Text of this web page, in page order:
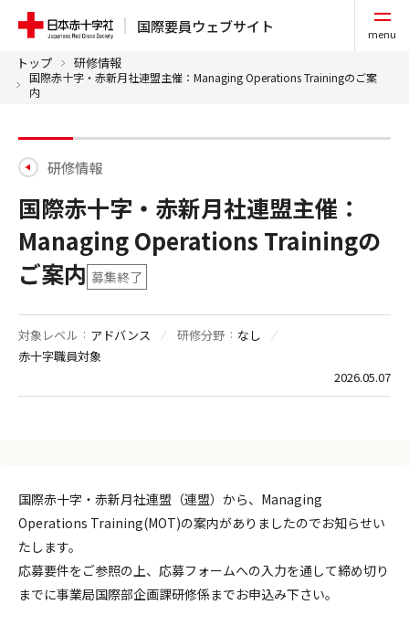
国際要員ウェブサイト menu
トップ 研修情報
国際赤十字・赤新月社連盟主催：Managing Operations Trainingのご案
内
研修情報
国際赤十字・赤新月社連盟主催：
Managing Operations Trainingの
ご案内 募集終了
対象レベル アドバンス 研修分野
なし
赤十字職員対象
2026.05.07
国際赤十字・赤新月社連盟（連盟）から、Managing
Operations Training(MOT)の案内がありましたのでお知らせい
たします。
応募要件をご参照の上、応募フォームへの入力を通して締め切り
までに事業局国際部企画課研修係までお申込み下さい。